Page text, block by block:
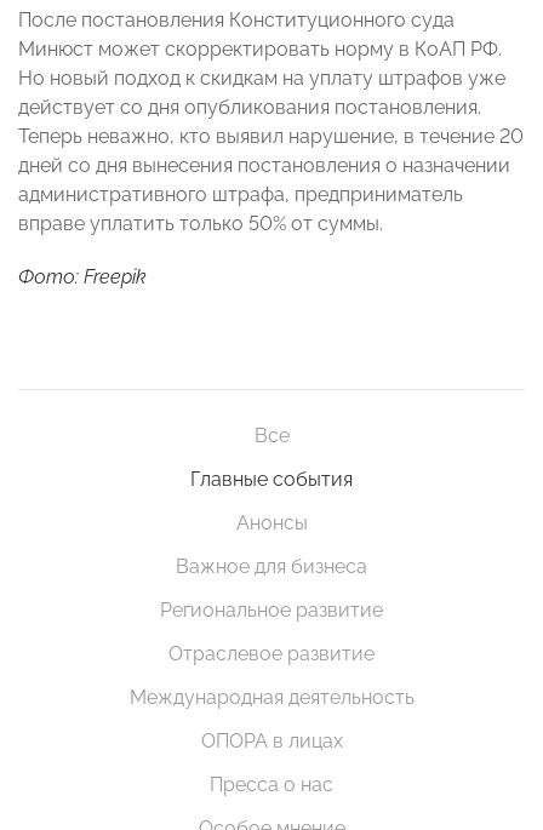
После постановления Конституционного суда
Минюст может скорректировать норму в КоАП РФ.
Но новый подход к скидкам на уплату штрафов уже
действует со дня опубликования постановления.
Теперь неважно, кто выявил нарушение, в течение 20
дней со дня вынесения постановления о назначении
административного штрафа, предприниматель
вправе уплатить только 50% от суммы.
Фото: Freepik
Все
Главные события
Анонсы
Важное для бизнеса
Региональное развитие
Отраслевое развитие
Международная деятельность
ОПОРА в лицах
Пресса о нас